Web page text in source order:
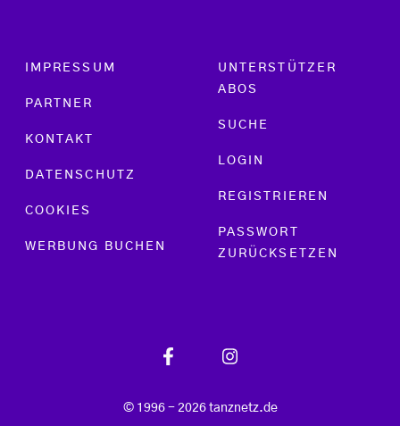
Footer menu
IMPRESSUM
PARTNER
KONTAKT
DATENSCHUTZ
COOKIES
WERBUNG BUCHEN
UNTERSTÜTZER
ABOS
SUCHE
LOGIN
REGISTRIEREN
PASSWORT
ZURÜCKSETZEN
© 1996 - 2026 tanznetz.de